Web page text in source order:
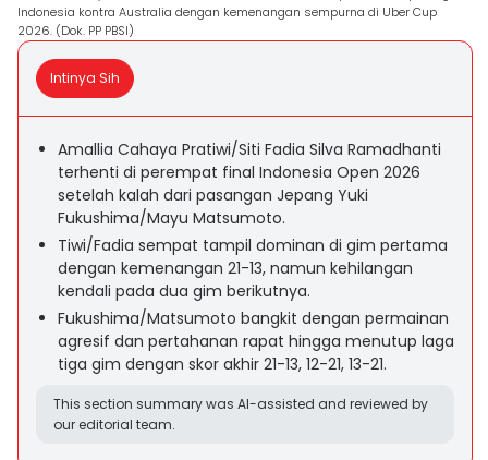
Indonesia kontra Australia dengan kemenangan sempurna di Uber Cup
2026. (Dok. PP PBSI)
Intinya Sih
Amallia Cahaya Pratiwi/Siti Fadia Silva Ramadhanti
terhenti di perempat final Indonesia Open 2026
setelah kalah dari pasangan Jepang Yuki
Fukushima/Mayu Matsumoto.
Tiwi/Fadia sempat tampil dominan di gim pertama
dengan kemenangan 21-13, namun kehilangan
kendali pada dua gim berikutnya.
Fukushima/Matsumoto bangkit dengan permainan
agresif dan pertahanan rapat hingga menutup laga
tiga gim dengan skor akhir 21-13, 12-21, 13-21.
This section summary was AI-assisted and reviewed by
our editorial team.